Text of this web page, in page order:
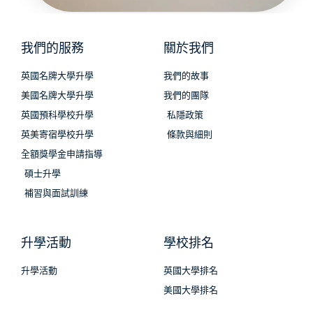
我們的服務
英國名牌大學升學
美國名牌大學升學
英國預科學校升學
英美寄宿學校升學
全額獎學金申請指導
碩士升學
補習與面試訓練
關於我們
我們的故事
我們的團隊
私隱政策
條款與細則
升學活動
升學活動
學校排名
英國大學排名
美國大學排名